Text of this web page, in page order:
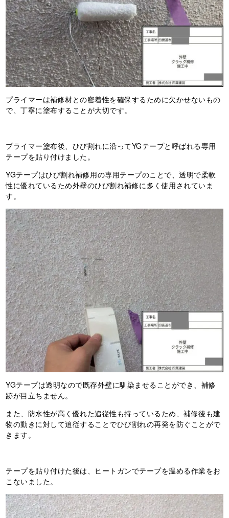
プライマーは補修材との密着性を確保するために欠かせないもの
で、丁寧に塗布することが大切です。
プライマー塗布後、ひび割れに沿ってYGテープと呼ばれる専用
テープを貼り付けました。
YGテープはひび割れ補修用の専用テープのことで、透明で柔軟
性に優れているため外壁のひび割れ補修に多く使用されていま
す。
YGテープは透明なので既存外壁に馴染ませることができ、補修
跡が目立ちません。
また、防水性が高く優れた追従性も持っているため、補修後も建
物の動きに対して追従することでひび割れの再発を防ぐことがで
きます。
テープを貼り付けた後は、ヒートガンでテープを温める作業をお
こないました。